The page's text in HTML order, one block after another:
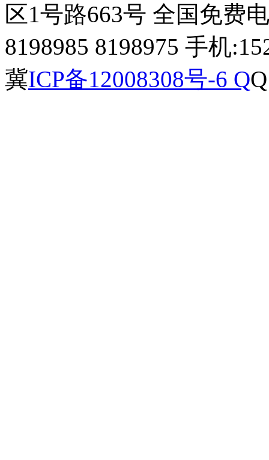
区1号路663号 全国免费
8198985 8198975 手机
冀ICP备12008308号-6 Q